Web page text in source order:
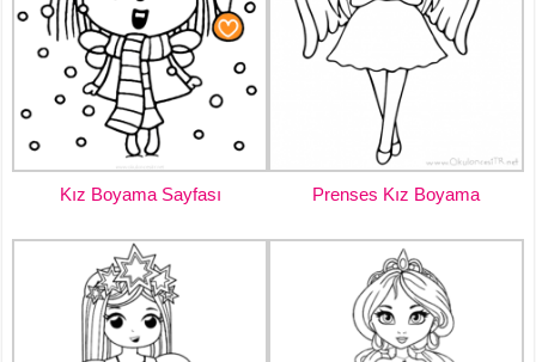
Kız Boyama Sayfası Prenses Kız Boyama